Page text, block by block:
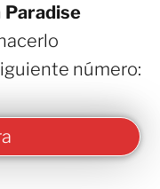
Paradise
número: